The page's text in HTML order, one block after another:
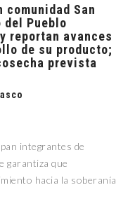
San
del Pueblo
reportan avances
de su producto;
prevista
integrantes de
garantiza que
hacia la soberanía